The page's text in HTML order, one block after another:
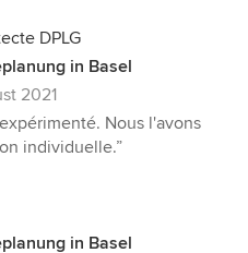
DPLG
in Basel
2021
Nous l'avons
individuelle.”
in Basel